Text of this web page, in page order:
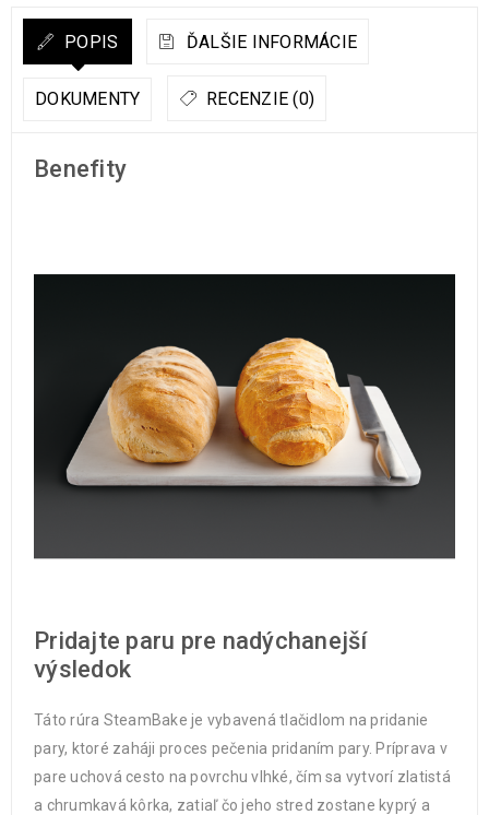
POPIS ĎALŠIE INFORMÁCIE
DOKUMENTY RECENZIE (0)
Benefity
Pridajte paru pre nadýchanejší
výsledok
Táto rúra SteamBake je vybavená tlačidlom na pridanie
pary, ktoré zaháji proces pečenia pridaním pary. Príprava v
pare uchová cesto na povrchu vlhké, čím sa vytvorí zlatistá
a chrumkavá kôrka, zatiaľ čo jeho stred zostane kyprý a